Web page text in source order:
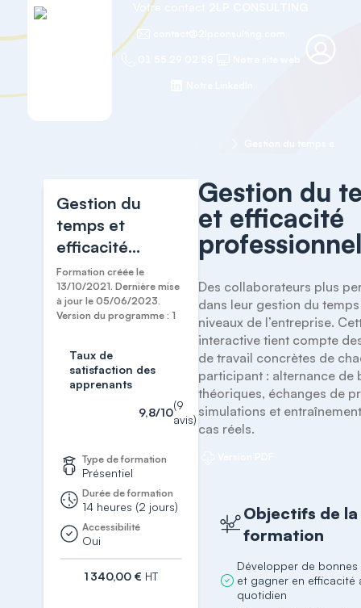
Votre contact
Gestion du
temps et
efficacité
professionnelle
Formation créée le
13/10/2021. Dernière mise
à jour le 05/06/2023.
Version du programme : 1
Taux de
satisfaction des
apprenants
9,8/10
(9
avis)
Type de formation
Présentiel
Durée de formation
14 heures (2 jours)
Accessibilité
Oui
1 340,00 € HT
Gestion du
et efficacité
Des collaborateurs plus
dans leur gestion du
niveaux de l’entreprise.
interactive tient compte
de travail concrètes de
participant : alternance de
théoriques, échanges de
simulations et
cas réels.
Objectifs de la
formation
Développer de
et gagner en efficacité
quotidien